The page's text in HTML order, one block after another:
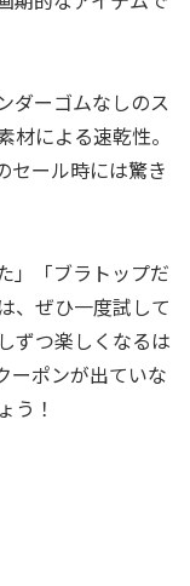
ダーゴムなしのス
材による速乾性。
セール時には驚き
」「ブラトップだ
、ぜひ一度試して
ずつ楽しくなるは
ーポンが出ていな
う！